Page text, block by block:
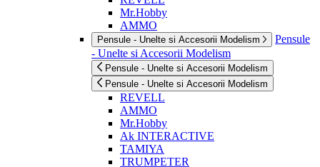
Mr.Hobby
AMMO
Pensule - Unelte si Accesorii Modelism
Pensule
- Unelte si Accesorii Modelism
Pensule - Unelte si Accesorii Modelism
Pensule - Unelte si Accesorii Modelism
REVELL
AMMO
Mr.Hobby
Ak INTERACTIVE
TAMIYA
TRUMPETER